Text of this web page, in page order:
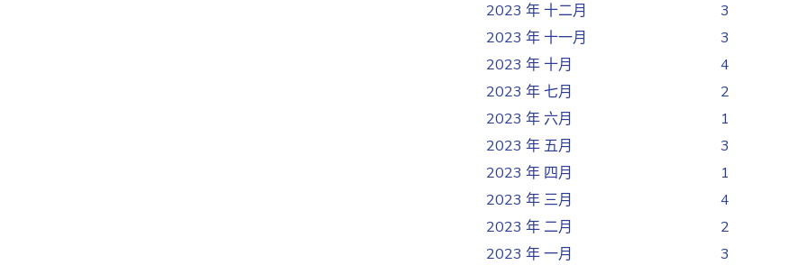
2023 年 十二月
3
2023 年 十一月
3
2023 年 十月
4
2023 年 七月
2
2023 年 六月
1
2023 年 五月
3
2023 年 四月
1
2023 年 三月
4
2023 年 二月
2
2023 年 一月
3